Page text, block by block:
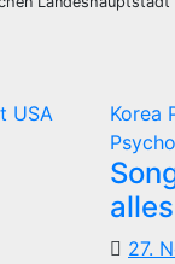
USA Korea
27.